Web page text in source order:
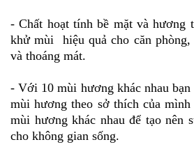
- Chất hoạt tính bề mặt và hương
khử mùi hiệu quả cho căn phòng,
và thoáng mát.
- Với 10 mùi hương khác nhau
mùi hương theo sở thích của
mùi hương khác nhau để tạo
cho không gian sống.